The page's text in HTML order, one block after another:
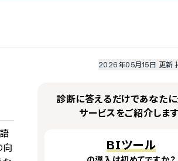
2026年05月15日 更新
一部
PRONIアイミツSaaS
のサービスデ
業界DX最強ナビ編集部 情報取
向
診断に答えるだけであなた
サービスをご紹介します
BIツール